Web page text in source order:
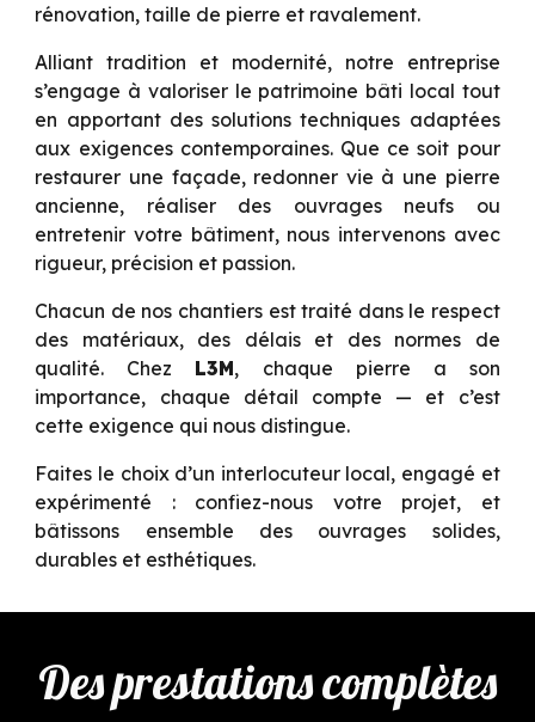
rénovation, taille de pierre et ravalement.
Alliant tradition et modernité, notre entreprise
s’engage à valoriser le patrimoine bâti local tout
en apportant des solutions techniques adaptées
aux exigences contemporaines. Que ce soit pour
restaurer une façade, redonner vie à une pierre
ancienne, réaliser des ouvrages neufs ou
entretenir votre bâtiment, nous intervenons avec
rigueur, précision et passion.
Chacun de nos chantiers est traité dans le respect
des matériaux, des délais et des normes de
qualité. Chez L3M, chaque pierre a son
importance, chaque détail compte — et c’est
cette exigence qui nous distingue.
Faites le choix d’un interlocuteur local, engagé et
expérimenté : confiez-nous votre projet, et
bâtissons ensemble des ouvrages solides,
durables et esthétiques.
Des prestations complètes